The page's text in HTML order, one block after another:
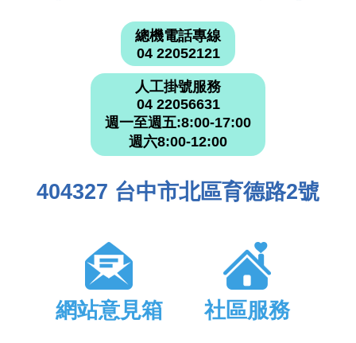
總機電話專線
04 22052121
人工掛號服務
04 22056631
週一至週五:8:00-17:00
週六8:00-12:00
404327 台中市北區育德路2號
網站意見箱 社區服務